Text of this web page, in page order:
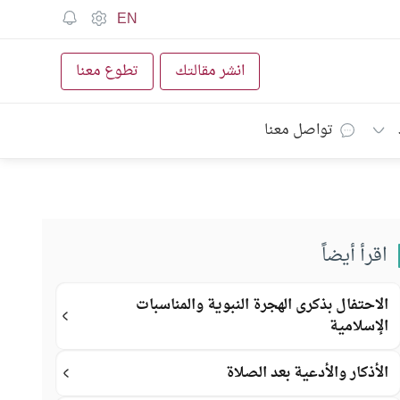
EN
انشر مقالتك تطوع معنا
تواصل معنا
اقرأ أيضاً
الاحتفال بذكرى الهجرة النبوية والمناسبات
الإسلامية
الأذكار والأدعية بعد الصلاة